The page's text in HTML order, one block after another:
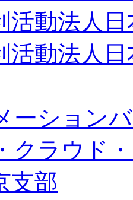
活動法人
活動法人
ーション
クラウド
支部